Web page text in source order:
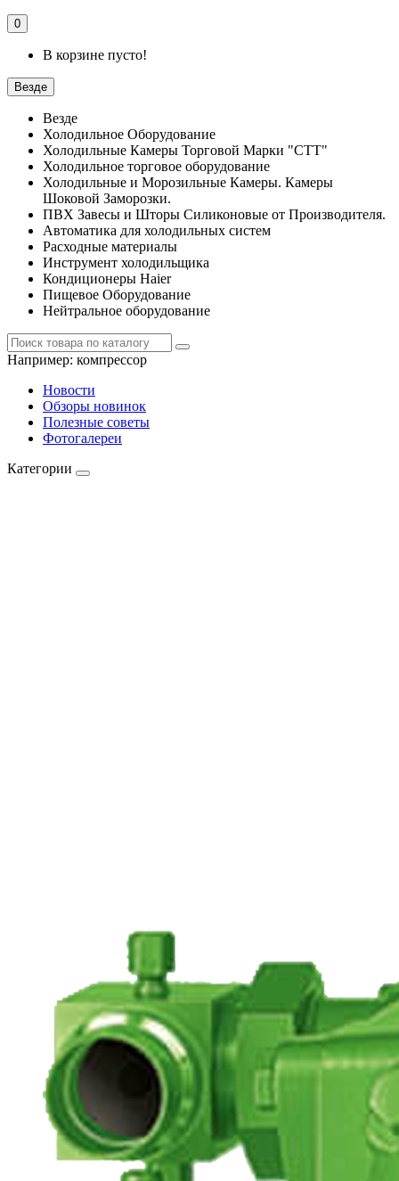
0
В корзине пусто!
Везде
Везде
Холодильное Оборудование
Холодильные Камеры Торговой Марки "СТТ"
Холодильное торговое оборудование
Холодильные и Морозильные Камеры. Камеры
Шоковой Заморозки.
ПВХ Завесы и Шторы Силиконовые от Производителя.
Автоматика для холодильных систем
Расходные материалы
Инструмент холодильщика
Кондиционеры Haier
Пищевое Оборудование
Нейтральное оборудование
Например: компрессор
Новости
Обзоры новинок
Полезные советы
Фотогалереи
Категории